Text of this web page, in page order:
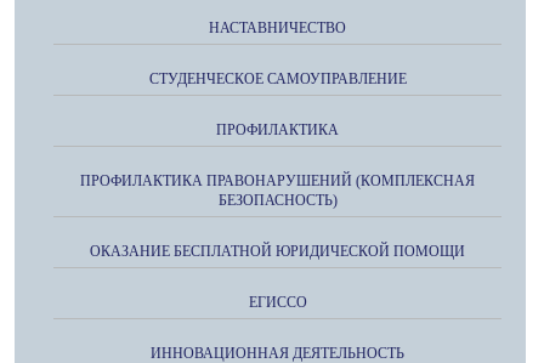
НАСТАВНИЧЕСТВО
СТУДЕНЧЕСКОЕ САМОУПРАВЛЕНИЕ
ПРОФИЛАКТИКА
ПРОФИЛАКТИКА ПРАВОНАРУШЕНИЙ (КОМПЛЕКСНАЯ
БЕЗОПАСНОСТЬ)
ОКАЗАНИЕ БЕСПЛАТНОЙ ЮРИДИЧЕСКОЙ ПОМОЩИ
ЕГИССО
ИННОВАЦИОННАЯ ДЕЯТЕЛЬНОСТЬ